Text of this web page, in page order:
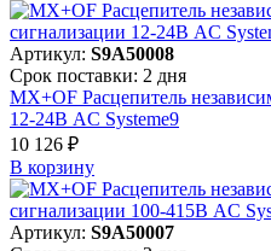
Артикул: S9A50008
Срок поставки: 2 дня
MX+OF Расцепитель
12-24В AC Systeme9
10 126 ₽
В корзинy
Артикул: S9A50007